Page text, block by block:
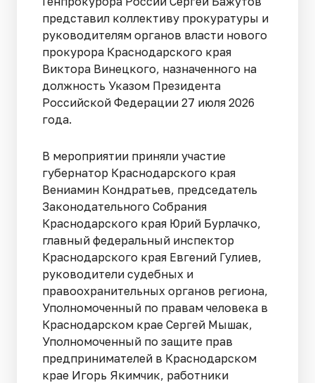
представил коллективу прокуратуры и
руководителям органов власти нового
прокурора Краснодарского края
Виктора Винецкого, назначенного на
должность Указом Президента
Российской Федерации 27 июля 2026
года.
В мероприятии приняли участие
губернатор Краснодарского края
Вениамин Кондратьев, председатель
Законодательного Собрания
Краснодарского края Юрий Бурлачко,
главный федеральный инспектор
Краснодарского края Евгений Гулиев,
руководители судебных и
правоохранительных органов региона,
Уполномоченный по правам человека в
Краснодарском крае Сергей Мышак,
Уполномоченный по защите прав
предпринимателей в Краснодарском
крае Игорь Якимчик, работники